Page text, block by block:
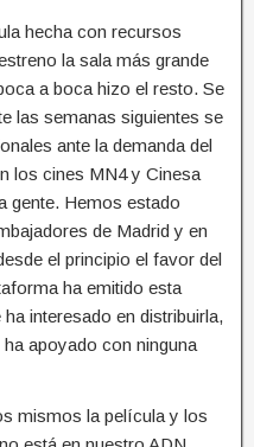
hecha con recursos
la sala más grande
a boca hizo el resto. Se
las semanas siguientes se
ante la demanda del
los cines MN4 y Cinesa
gente. Hemos estado
de Madrid y en
el principio el favor del
ha emitido esta
interesado en distribuirla,
apoyado con ninguna
mismos la película y los